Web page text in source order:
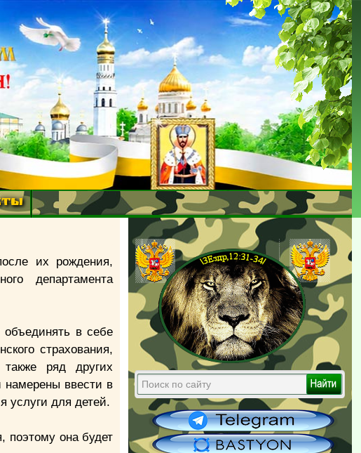
их рождения,
департамента
объединять в себе
страхования,
ряд других
намерены ввести в
услуги для детей.
поэтому она будет